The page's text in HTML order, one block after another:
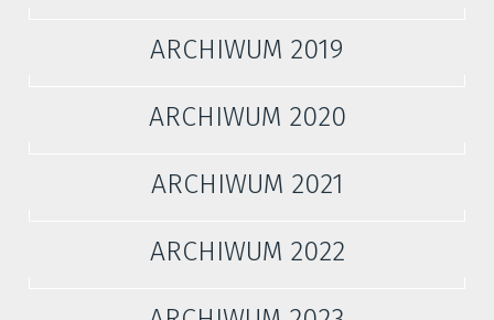
ARCHIWUM 2019
ARCHIWUM 2020
ARCHIWUM 2021
ARCHIWUM 2022